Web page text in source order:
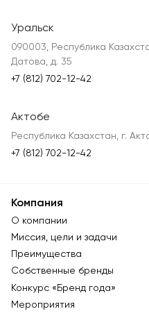
Уральск
090003, Республика
Датова, д. 35
+7 (812) 702-12-42
Актобе
Республика Казахстан, г.
+7 (812) 702-12-42
Компания
О компании
Миссия, цели и задачи
Преимущества
Собственные бренды
Конкурс «Бренд года»
Мероприятия